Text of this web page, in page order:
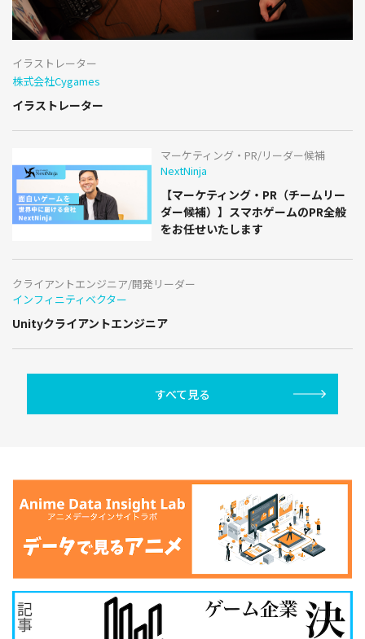
イラストレーター
株式会社Cygames
イラストレーター
マーケティング・PR/リーダー候補
NextNinja
【マーケティング・PR（チームリー
ダー候補）】スマホゲームのPR全般
をお任せいたします
クライアントエンジニア/開発リーダー
インフィニティベクター
Unityクライアントエンジニア
すべて見る